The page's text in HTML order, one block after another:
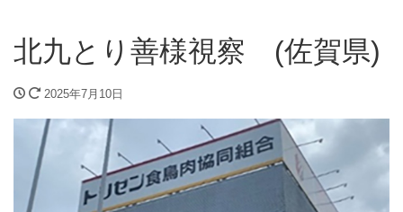
北九とり善様視察 (佐賀県)
2025年7月10日